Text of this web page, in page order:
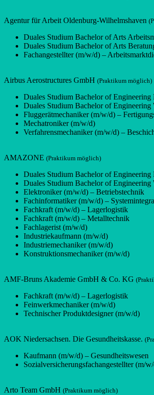
Agentur für Arbeit Oldenburg-Wilhelmshaven
Duales Studium Bachelor of Arts
Duales Studium Bachelor of Arts
Fachangestellter (m/w/d) –
Airbus Aerostructures GmbH (Praktikum möglich)
Duales Studium Bachelor of
Duales Studium Bachelor of
Fluggerätmechaniker (m/w/d) –
Mechatroniker (m/w/d)
Verfahrensmechaniker (m/w/d) –
AMAZONE (Praktikum möglich)
Duales Studium Bachelor of
Duales Studium Bachelor of
Elektroniker (m/w/d) – Betriebstechnik
Fachinformatiker (m/w/d) –
Fachkraft (m/w/d) – Lagerlogistik
Fachkraft (m/w/d) – Metalltechnik
Fachlagerist (m/w/d)
Industriekaufmann (m/w/d)
Industriemechaniker (m/w/d)
Konstruktionsmechaniker (m/w/d)
AMF-Bruns Akademie GmbH & Co. KG
Fachkraft (m/w/d) – Lagerlogistik
Feinwerkmechaniker (m/w/d)
Technischer Produktdesigner (m/w/d)
AOK Niedersachsen. Die Gesundheitskasse.
Kaufmann (m/w/d) – Gesundheitswesen
Sozialversicherungsfachangestellter (m/
Arto Team GmbH (Praktikum möglich)